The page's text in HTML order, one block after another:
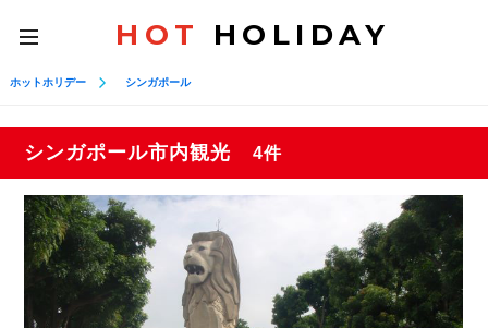
toggle
navigation
HOT HOLIDAY
ホットホリデー シンガポール
シンガポール市内観光 4件